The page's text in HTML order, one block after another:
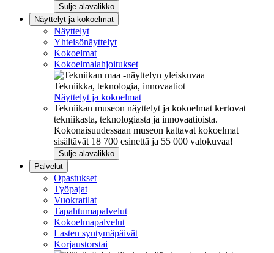
Sulje alavalikko
Näyttelyt ja kokoelmat
Näyttelyt
Yhteisönäyttelyt
Kokoelmat
Kokoelmalahjoitukset
Tekniikka, teknologia, innovaatiot
Näyttelyt ja kokoelmat
Tekniikan museon näyttelyt ja kokoelmat kertovat
tekniikasta, teknologiasta ja innovaatioista.
Kokonaisuudessaan museon kattavat kokoelmat
sisältävät 18 700 esinettä ja 55 000 valokuvaa!
Sulje alavalikko
Palvelut
Opastukset
Työpajat
Vuokratilat
Tapahtumapalvelut
Kokoelmapalvelut
Lasten syntymäpäivät
Korjaustorstai